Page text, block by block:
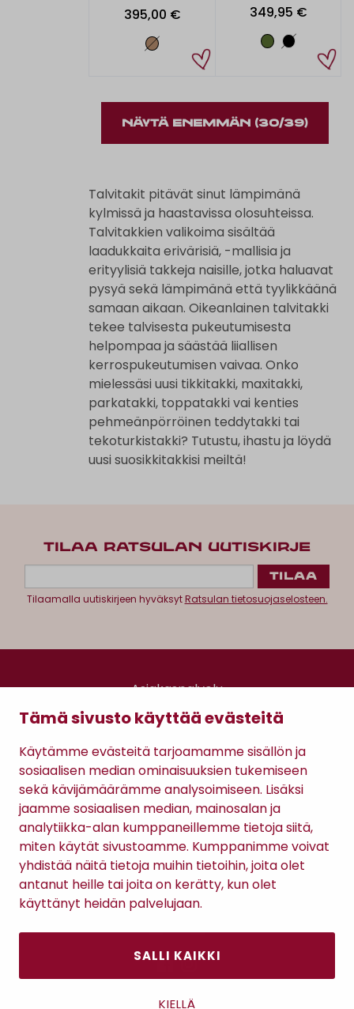
Tämä sivusto käyttää evästeitä
Käytämme evästeitä tarjoamamme sisällön ja
sosiaalisen median ominaisuuksien tukemiseen
sekä kävijämäärämme analysoimiseen. Lisäksi
jaamme sosiaalisen median, mainosalan ja
analytiikka-alan kumppaneillemme tietoja siitä,
miten käytät sivustoamme. Kumppanimme voivat
yhdistää näitä tietoja muihin tietoihin, joita olet
antanut heille tai joita on kerätty, kun olet
käyttänyt heidän palvelujaan.
SALLI KAIKKI
KIELLÄ
395,00 €
349,95 €
NÄYTÄ ENEMMÄN (30/39)
Talvitakit pitävät sinut lämpimänä
kylmissä ja haastavissa olosuhteissa.
Talvitakkien valikoima sisältää
laadukkaita erivärisiä, -mallisia ja
erityylisiä takkeja naisille, jotka haluavat
pysyä sekä lämpimänä että tyylikkäänä
samaan aikaan. Oikeanlainen talvitakki
tekee talvisesta pukeutumisesta
helpompaa ja säästää liiallisen
kerrospukeutumisen vaivaa. Onko
mielessäsi uusi tikkitakki, maxitakki,
parkatakki, toppatakki vai kenties
pehmeänpörröinen teddytakki tai
tekoturkistakki? Tutustu, ihastu ja löydä
uusi suosikkitakkisi meiltä!
TILAA RATSULAN UUTISKIRJE
Tilaamalla uutiskirjeen hyväksytRatsulan tietosuojaselosteen.
Asiakaspalvelu
Lahjakortti
Antinkatu 17, 28100 Pori
Sopimusehdot
Tietosuojaseloste
Maksutavat